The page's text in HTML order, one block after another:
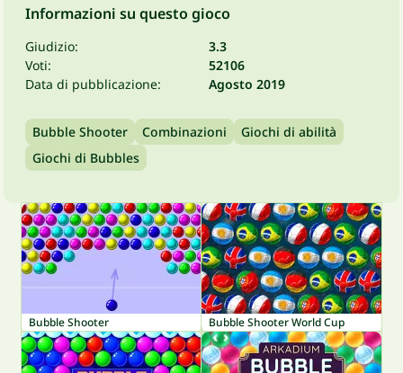
Informazioni su questo gioco
Giudizio:
3.3
Voti:
52106
Data di pubblicazione:
Agosto 2019
Bubble Shooter Combinazioni
Giochi di abilità
Giochi di Bubbles
Bubble Shooter Bubble Shooter World Cup